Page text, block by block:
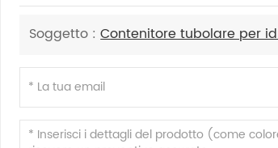
Soggetto :Contenitore tubolare per